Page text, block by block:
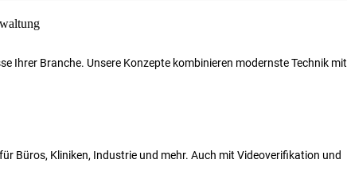
Ihrer Branche. Unsere Konzepte kombinieren modernste Technik mit
Büros, Kliniken, Industrie und mehr. Auch mit Videoverifikation und